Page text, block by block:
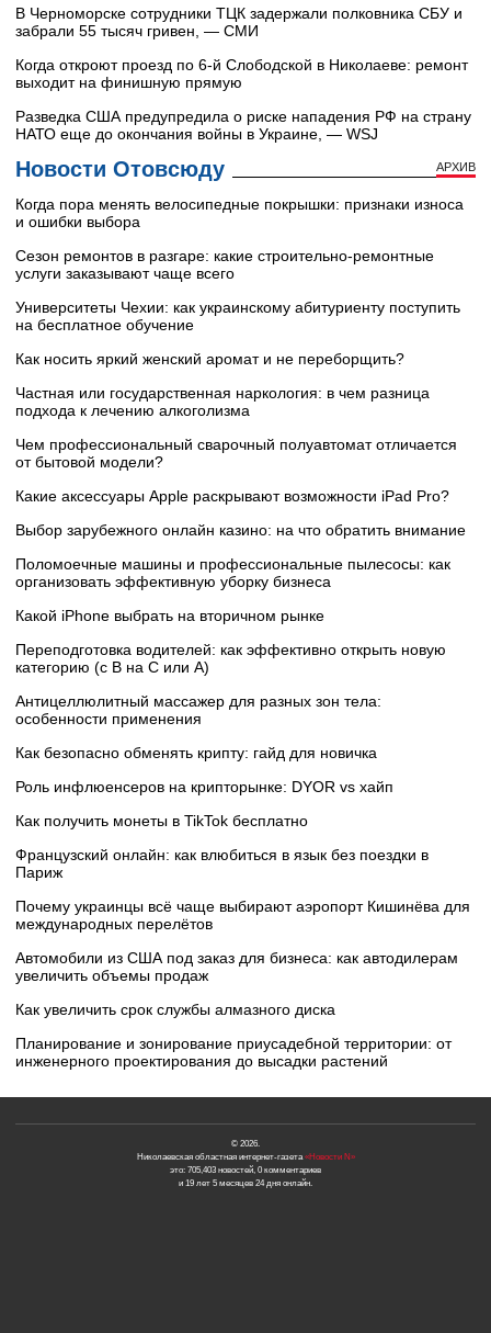
В Черноморске сотрудники ТЦК задержали полковника СБУ и
забрали 55 тысяч гривен, — СМИ
Когда откроют проезд по 6-й Слободской в Николаеве: ремонт
выходит на финишную прямую
Разведка США предупредила о риске нападения РФ на страну
НАТО еще до окончания войны в Украине, — WSJ
Новости Отовсюду АРХИВ
Когда пора менять велосипедные покрышки: признаки износа
и ошибки выбора
Сезон ремонтов в разгаре: какие строительно-ремонтные
услуги заказывают чаще всего
Университеты Чехии: как украинскому абитуриенту поступить
на бесплатное обучение
Как носить яркий женский аромат и не переборщить?
Частная или государственная наркология: в чем разница
подхода к лечению алкоголизма
Чем профессиональный сварочный полуавтомат отличается
от бытовой модели?
Какие аксессуары Apple раскрывают возможности iPad Pro?
Выбор зарубежного онлайн казино: на что обратить внимание
Поломоечные машины и профессиональные пылесосы: как
организовать эффективную уборку бизнеса
Какой iPhone выбрать на вторичном рынке
Переподготовка водителей: как эффективно открыть новую
категорию (с B на C или А)
Антицеллюлитный массажер для разных зон тела:
особенности применения
Как безопасно обменять крипту: гайд для новичка
Роль инфлюенсеров на крипторынке: DYOR vs хайп
Как получить монеты в TikTok бесплатно
Французский онлайн: как влюбиться в язык без поездки в
Париж
Почему украинцы всё чаще выбирают аэропорт Кишинёва для
международных перелётов
Автомобили из США под заказ для бизнеса: как автодилерам
увеличить объемы продаж
Как увеличить срок службы алмазного диска
Планирование и зонирование приусадебной территории: от
инженерного проектирования до высадки растений
© 2026.
Николаевская областная интернет-газета«Новости N»
это: 705,403 новостей, 0 комментариев
и 19 лет 5 месяцев 24 дня онлайн.